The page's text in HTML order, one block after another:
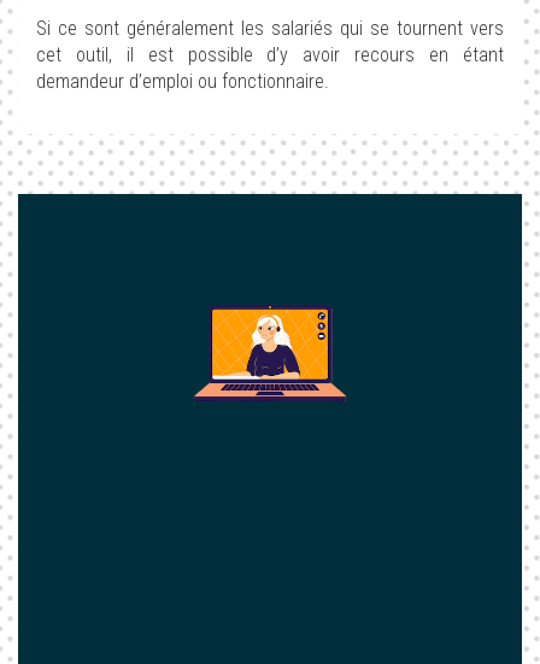
Si ce sont généralement les salariés qui se tournent vers
cet outil, il est possible d’y avoir recours en étant
demandeur d’emploi ou fonctionnaire.